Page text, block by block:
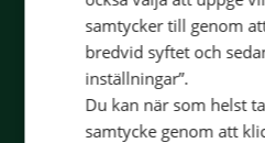
samtycker till genom
bredvid syftet och
inställningar”.
Du kan när som helst
samtycke genom att